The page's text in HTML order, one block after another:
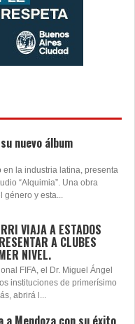
nuevo álbum
en la industria latina, presenta
“Alquimia”. Una obra
género y esta...
VIAJA A ESTADOS
A CLUBES
NIVEL.
FIFA, el Dr. Miguel Ángel
instituciones de primerísimo
abrirá l...
a Mendoza con su éxito